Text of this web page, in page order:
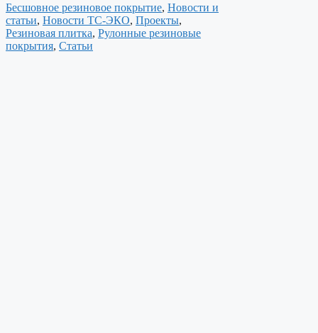
Бесшовное резиновое покрытие, Новости и
статьи, Новости ТС-ЭКО, Проекты,
Резиновая плитка, Рулонные резиновые
покрытия, Статьи